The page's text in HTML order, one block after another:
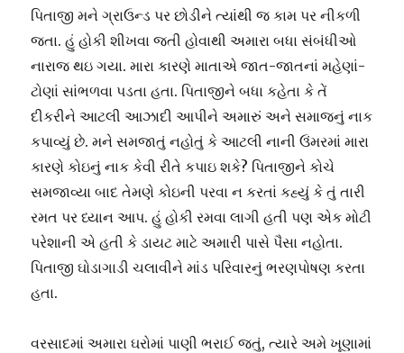
પિતાજી મને ગ્રાઉન્ડ પર છોડીને ત્યાંથી જ કામ પર નીકળી
જતા. હું હોકી શીખવા જતી હોવાથી અમારા બધા સંબંધીઓ
નારાજ થઇ ગયા. મારા કારણે માતાએ જાત-જાતનાં મહેણાં-
ટોણાં સાંભળવા પડતા હતા. પિતાજીને બધા કહેતા કે તેં
દીકરીને આટલી આઝાદી આપીને અમારું અને સમાજનું નાક
કપાવ્યું છે. મને સમજાતું નહોતું કે આટલી નાની ઉંમરમાં મારા
કારણે કોઇનું નાક કેવી રીતે કપાઇ શકે? પિતાજીને કોચે
સમજાવ્યા બાદ તેમણે કોઇની પરવા ન કરતાં કહ્યું કે તું તારી
રમત પર ધ્યાન આપ. હું હોકી રમવા લાગી હતી પણ એક મોટી
પરેશાની એ હતી કે ડાયટ માટે અમારી પાસે પૈસા નહોતા.
પિતાજી ઘોડાગાડી ચલાવીને માંડ પરિવારનું ભરણપોષણ કરતા
હતા.
વરસાદમાં અમારા ઘરોમાં પાણી ભરાઈ જતું, ત્યારે અમે ખૂણામાં